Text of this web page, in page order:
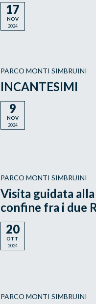
17
NOV
2024
PARCO MONTI SIMBRUINI
INCANTESIMI
9
NOV
2024
PARCO MONTI SIMBRUINI
Visita guidata
confine fra i due
20
OTT
2024
PARCO MONTI SIMBRUINI